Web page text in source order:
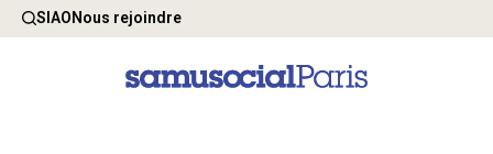
SIAONous rejoindre